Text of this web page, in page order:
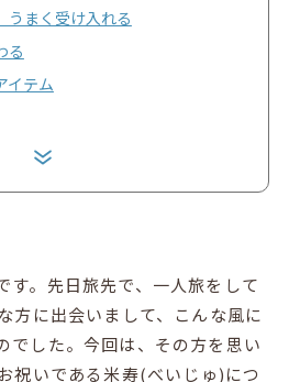
うまく受け入れる
る
イテム
す。先日旅先で、一人旅をして
方に出会いまして、こんな風に
でした。今回は、その方を思い
祝いである米寿(べいじゅ)につ